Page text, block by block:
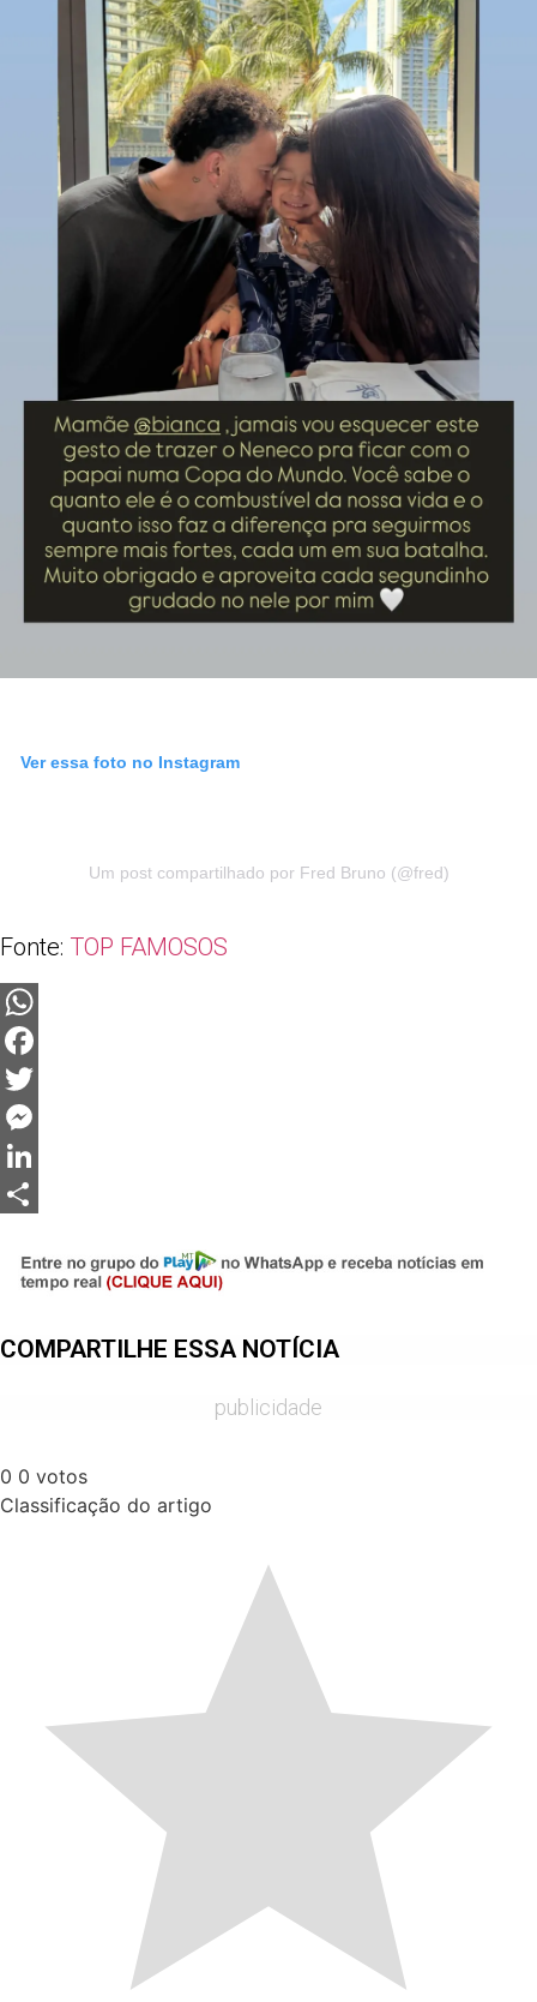
Ver essa foto no Instagram
Um post compartilhado por Fred Bruno (@fred)
Fonte: TOP FAMOSOS
WhatsApp
Facebook
Twitter
Messenger
LinkedIn
COMPARTILHE ESSA NOTÍCIA
publicidade
0 0 votos
Classificação do artigo